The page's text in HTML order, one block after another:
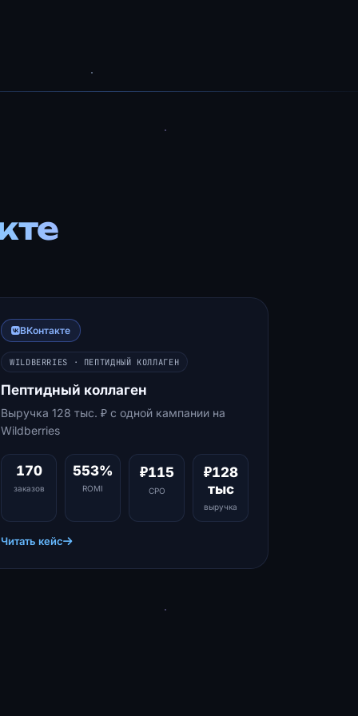
ВКонтакте
WILDBERRIES · ПЕПТИДНЫЙ КОЛЛАГЕН
Пептидный коллаген
Выручка 128 тыс. ₽ с одной кампании на
Wildberries
170
заказов
553%
ROMI
₽115
CPO
₽128
тыс
выручка
Читать кейс